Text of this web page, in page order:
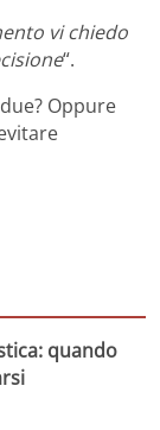
vi chiedo
“.
Oppure
quando